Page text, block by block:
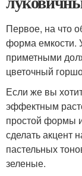
Первое, на что
форма емкости.
приметными
цветочный
Если же вы
эффектным
простой формы
сделать акцент
пастельных
зеленые.